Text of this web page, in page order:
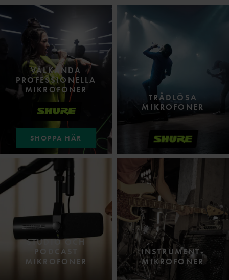
VÄLKÄNDA
PROFESSIONELLA
MIKROFONER
SHOPPA HÄR
TRÅDLÖSA
MIKROFONER
STUDIO OCH
PODCAST
MIKROFONER
INSTRUMENT-
MIKROFONER